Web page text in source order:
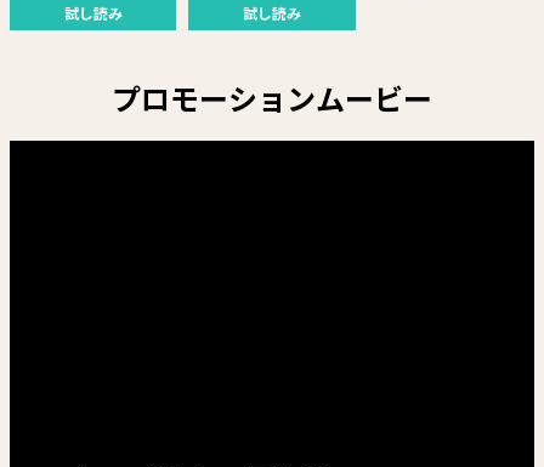
試し読み
試し読み
プロモーションムービー